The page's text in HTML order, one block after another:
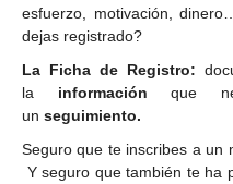
esfuerzo, motivación,
dejas registrado?
La Ficha de Registro:
la información que
un seguimiento.
Seguro que te inscribes a un
Y seguro que también te ha